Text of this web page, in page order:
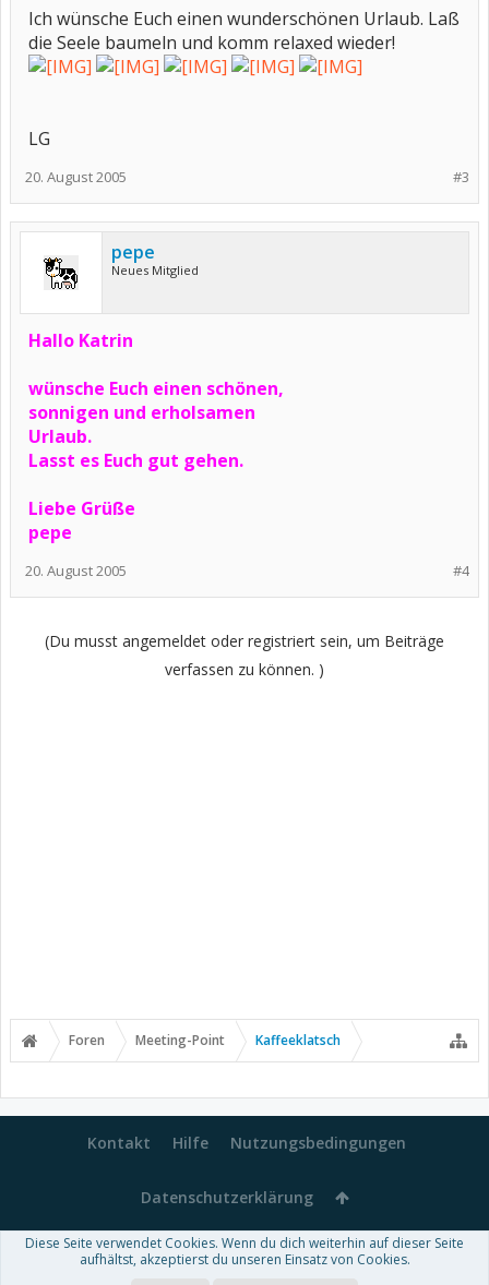
Ich wünsche Euch einen wunderschönen Urlaub. Laß
die Seele baumeln und komm relaxed wieder!
LG
#3
20. August 2005
pepe
Neues Mitglied
Hallo Katrin
wünsche Euch einen schönen,
sonnigen und erholsamen
Urlaub.
Lasst es Euch gut gehen.
Liebe Grüße
pepe
#4
20. August 2005
(Du musst angemeldet oder registriert sein, um Beiträge
verfassen zu können. )
Foren Meeting-Point Kaffeeklatsch
Kontakt Hilfe Nutzungsbedingungen
Datenschutzerklärung
Forum software by XenForo™-Deutsch von xenDach
Diese Seite verwendet Cookies. Wenn du dich weiterhin auf dieser Seite
aufhältst, akzeptierst du unseren Einsatz von Cookies.